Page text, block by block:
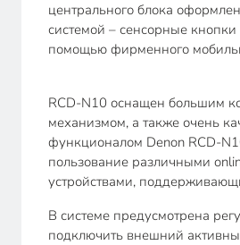
центрального блока
системой – сенсорные
помощью фирменного
RCD-N10 оснащен большим
механизмом, а также очень
функционалом Denon RCD-
пользование различными
устройствами,
В системе предусмотрена
подключить внешний